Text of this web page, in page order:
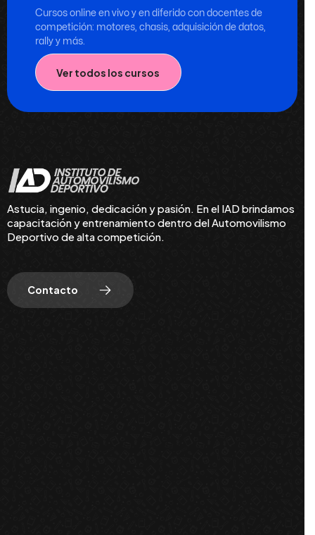
Cursos online en vivo y en diferido con docentes de
competición: motores, chasis, adquisición de datos,
rally y más.
Ver todos los cursos
Astucia, ingenio, dedicación y pasión. En el IAD brindamos
capacitación y entrenamiento dentro del Automovilismo
Deportivo de alta competición.
Contacto